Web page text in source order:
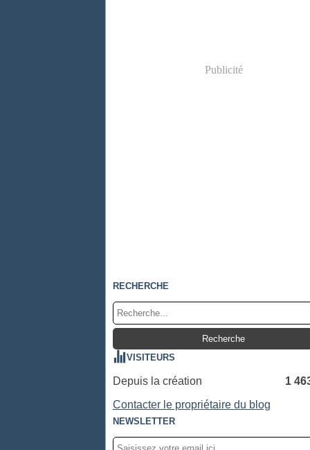
Publicité
RECHERCHE
VISITEURS
Depuis la création
1
Contacter le propriétaire du blog
NEWSLETTER